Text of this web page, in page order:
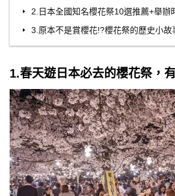
2.日本全國知名櫻花祭10選推薦+舉辦
3.原本不是賞櫻花!?櫻花祭的歷史小故
1.春天遊日本必去的櫻花祭，